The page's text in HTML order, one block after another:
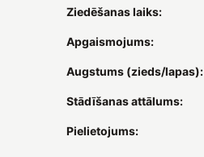
Ziedēšanas laiks:
Apgaismojums:
Augstums (zieds/lapas):
Stādīšanas attālums:
Pielietojums: